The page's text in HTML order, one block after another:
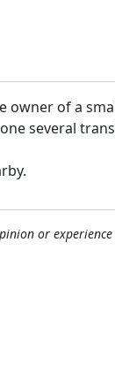
owner of a
several
or